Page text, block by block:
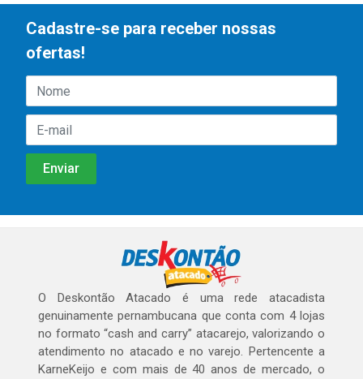
Cadastre-se para receber nossas
ofertas!
O Deskontão Atacado é uma rede atacadista
genuinamente pernambucana que conta com 4 lojas
no formato “cash and carry” atacarejo, valorizando o
atendimento no atacado e no varejo. Pertencente a
KarneKeijo e com mais de 40 anos de mercado, o